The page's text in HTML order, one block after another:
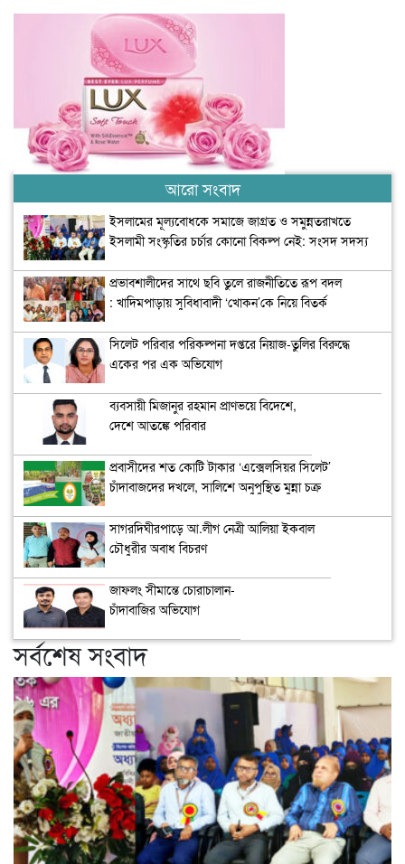
আরো সংবাদ
ইসলামের মূল্যবোধকে সমাজে জাগ্রত ও সমুন্নতরাখতে
ইসলামী সংস্কৃতির চর্চার কোনো বিকল্প নেই: সংসদ সদস্য
প্রভাবশালীদের সাথে ছবি তুলে রাজনীতিতে রূপ বদল
: খাদিমপাড়ায় সুবিধাবাদী ‘খোকন’কে নিয়ে বিতর্ক
সিলেট পরিবার পরিকল্পনা দপ্তরে নিয়াজ-তুলির বিরুদ্ধে
একের পর এক অভিযোগ
ব্যবসায়ী মিজানুর রহমান প্রাণভয়ে বিদেশে,
দেশে আতঙ্কে পরিবার
প্রবাসীদের শত কোটি টাকার ‘এক্সেলসিয়র সিলেট’
চাঁদাবাজদের দখলে, সালিশে অনুপুস্থিত মুন্না চক্র
সাগরদিঘীরপাড়ে আ.লীগ নেত্রী আলিয়া ইকবাল
চৌধুরীর অবাধ বিচরণ
জাফলং সীমান্তে চোরাচালান-
চাঁদাবাজির অভিযোগ
সর্বশেষ সংবাদ